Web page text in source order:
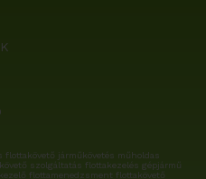
járműkövetés műholdas
szolgáltatás flottakezelés gépjármű
flottamenedzsment flottakövető